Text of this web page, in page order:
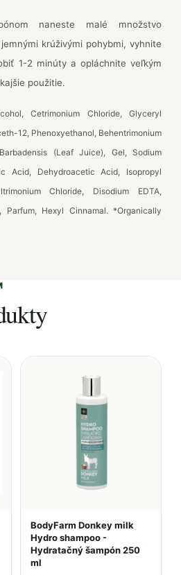
naneste malé množstvo
krúživými pohybmi, vyhnite
1-2 minúty a opláchnite veľkým
použitie.
Cetrimonium Chloride, Glyceryl
12, Phenoxyethanol, Behentrimonium
(Leaf Juice), Gel, Sodium
Acid, Dehydroacetic Acid, Isopropyl
Chloride, Disodium EDTA,
Parfum, Hexyl Cinnamal. *Organically
BodyFarm Donkey milk
Hydro shampoo -
Hydratačný šampón 250
ml